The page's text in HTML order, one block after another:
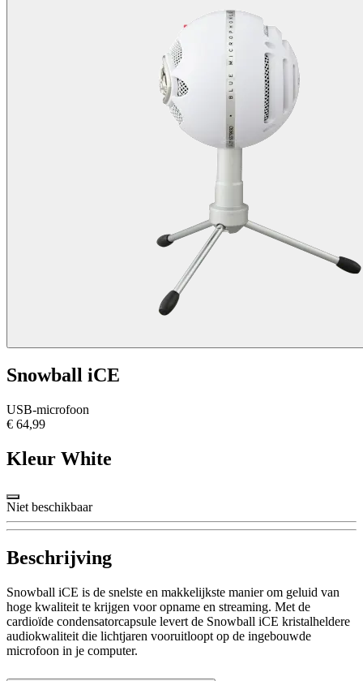
Snowball iCE
USB-microfoon
€ 64,99
Kleur White
Niet beschikbaar
Beschrijving
Snowball iCE is de snelste en makkelijkste manier om geluid van
hoge kwaliteit te krijgen voor opname en streaming. Met de
cardioïde condensatorcapsule levert de Snowball iCE kristalheldere
audiokwaliteit die lichtjaren vooruitloopt op de ingebouwde
microfoon in je computer.